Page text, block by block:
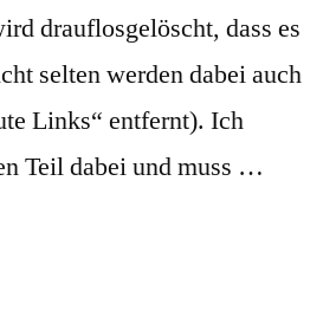
drauflosgelöscht, dass es
selten werden dabei auch
Links“ entfernt). Ich
Teil dabei und muss …